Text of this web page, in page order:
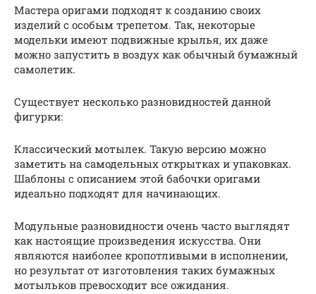
Мастера оригами подходят к созданию своих
изделий с особым трепетом. Так, некоторые
модельки имеют подвижные крылья, их даже
можно запустить в воздух как обычный бумажный
самолетик.
Существует несколько разновидностей данной
фигурки:
Классический мотылек. Такую версию можно
заметить на самодельных открытках и упаковках.
Шаблоны с описанием этой бабочки оригами
идеально подходят для начинающих.
Модульные разновидности очень часто выглядят
как настоящие произведения искусства. Они
являются наиболее кропотливыми в исполнении,
но результат от изготовления таких бумажных
мотыльков превосходит все ожидания.